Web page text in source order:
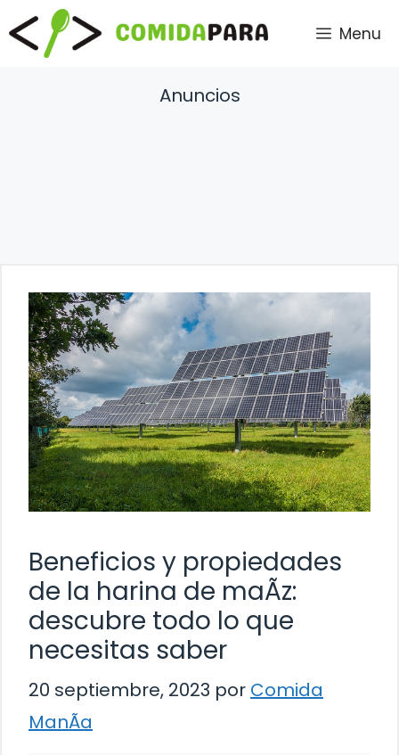
Saltar
al
contenido
Menu
Anuncios
Beneficios y propiedades
de la harina de maÃ­z:
descubre todo lo que
necesitas saber
20 septiembre, 2023 por Comida
ManÃ­a